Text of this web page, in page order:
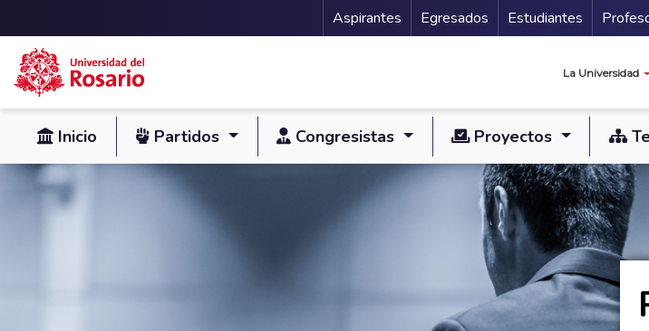
Pasar al contenido principal
Menu Secundario
Aspirantes Egresados Estudiantes
La Universidad
Inicio Partidos Congresistas Proyectos